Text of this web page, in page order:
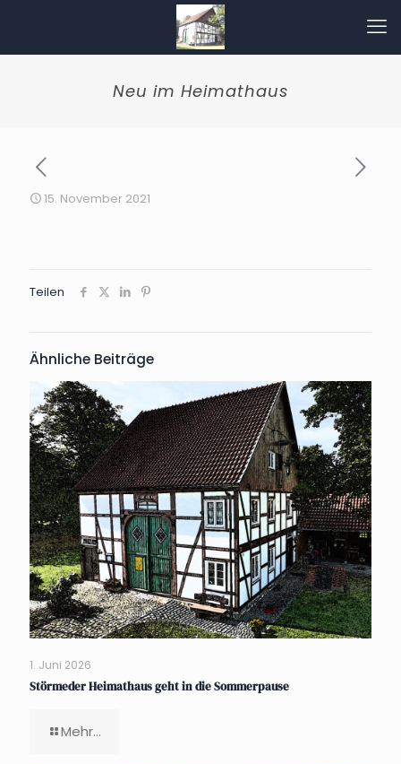
Neu im Heimathaus
15. November 2021
Teilen
Ähnliche Beiträge
1. Juni 2026
Störmeder Heimathaus geht in die Sommerpause
Mehr...